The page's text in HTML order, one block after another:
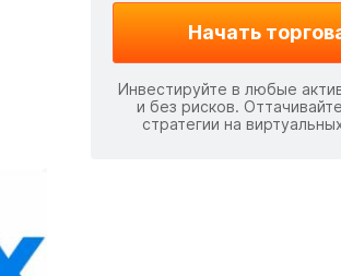
Начать
Инвестируйте в любые
и без рисков.
стратегии на